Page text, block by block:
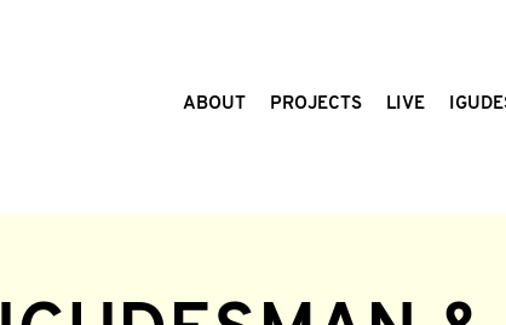
ABOUT PROJECTS LIVE